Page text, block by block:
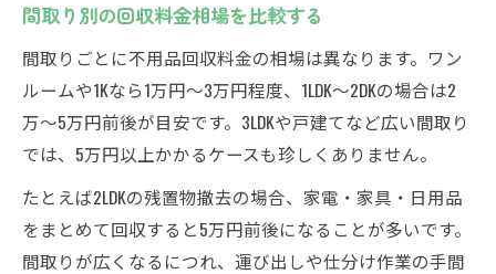
間取り別の回収料金相場を比較する
間取りごとに不用品回収料金の相場は異なります。ワン
ルームや1Kなら1万円〜3万円程度、1LDK〜2DKの場合は2
万〜5万円前後が目安です。3LDKや戸建てなど広い間取り
では、5万円以上かかるケースも珍しくありません。
たとえば2LDKの残置物撤去の場合、家電・家具・日用品
をまとめて回収すると5万円前後になることが多いです。
間取りが広くなるにつれ、運び出しや仕分け作業の手間